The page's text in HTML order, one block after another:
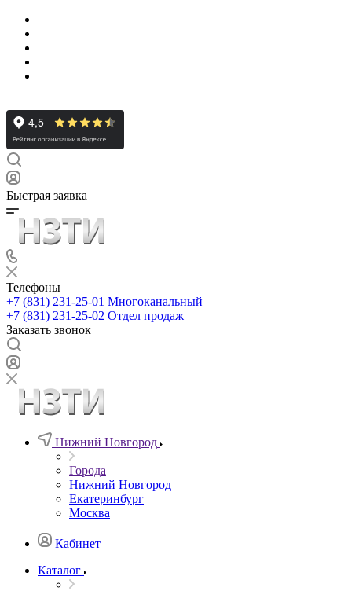
Быстрая заявка
Телефоны
+7 (831) 231-25-01 Многоканальный
+7 (831) 231-25-02 Отдел продаж
Заказать звонок
Нижний Новгород
Города
Нижний Новгород
Екатеринбург
Москва
Кабинет
Каталог